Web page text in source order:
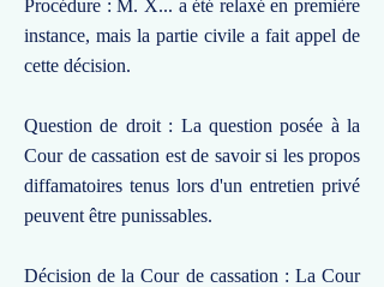
Procédure : M. X... a été relaxé en première
instance, mais la partie civile a fait appel de
cette décision.
Question de droit : La question posée à la
Cour de cassation est de savoir si les propos
diffamatoires tenus lors d'un entretien privé
peuvent être punissables.
Décision de la Cour de cassation : La Cour